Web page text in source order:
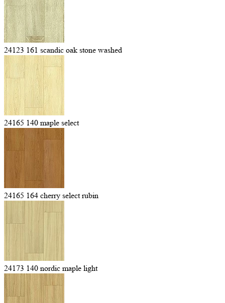
24123 161 scandic oak stone washed
24165 140 maple select
24165 164 cherry select rubin
24173 140 nordic maple light